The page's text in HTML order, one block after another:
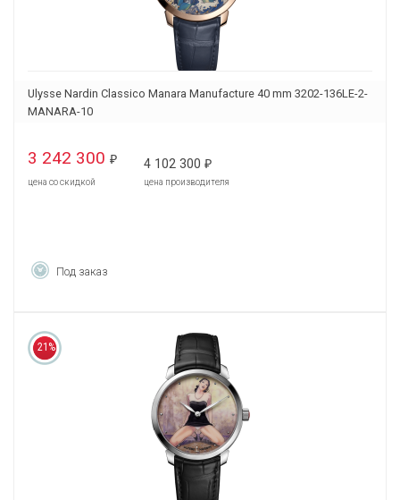
Ulysse Nardin Classico Manara Manufacture 40 mm 3202-136LE-2-
MANARA-10
3 242 300 ₽
цена со скидкой
4 102 300 ₽
цена производителя
Под заказ
21%